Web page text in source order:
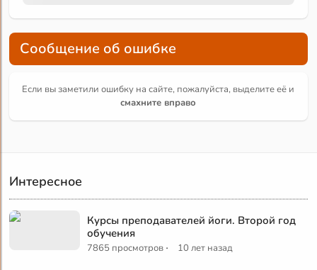
Сообщение об ошибке
Если вы заметили ошибку на сайте, пожалуйста, выделите её и
смахните вправо
Интересное
Курсы преподавателей йоги. Второй год
обучения
7865 просмотров · 10 лет назад